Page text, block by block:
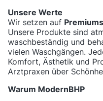
Unsere Werte
Wir setzen auf
Unsere Produkte sind
waschbeständig und
vielen Waschgängen.
Komfort, Ästhetik und
Arztpraxen über
Warum ModernBHP